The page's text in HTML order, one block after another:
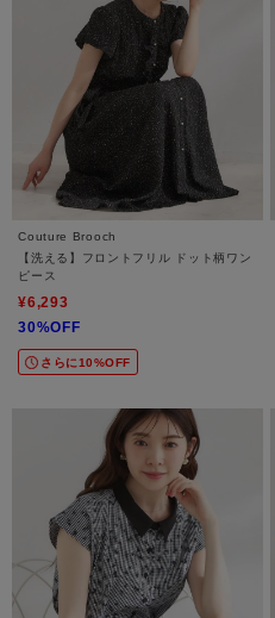
Couture Brooch
【洗える】フロントフリル ドット柄ワン
ピース
¥6,293
30%OFF
さらに10%OFF